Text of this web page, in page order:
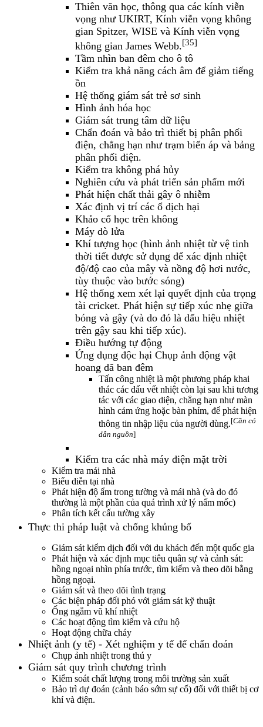
Thiên văn học, thông qua các kính viễn
vọng như UKIRT, Kính viễn vọng không
gian Spitzer, WISE và Kính viễn vọng
không gian James Webb.[35]
Tầm nhìn ban đêm cho ô tô
Kiểm tra khả năng cách âm để giảm tiếng
ồn
Hệ thống giám sát trẻ sơ sinh
Hình ảnh hóa học
Giám sát trung tâm dữ liệu
Chẩn đoán và bảo trì thiết bị phân phối
điện, chẳng hạn như trạm biến áp và bảng
phân phối điện.
Kiểm tra không phá hủy
Nghiên cứu và phát triển sản phẩm mới
Phát hiện chất thải gây ô nhiễm
Xác định vị trí các ổ dịch hại
Khảo cổ học trên không
Máy dò lửa
Khí tượng học (hình ảnh nhiệt từ vệ tinh
thời tiết được sử dụng để xác định nhiệt
độ/độ cao của mây và nồng độ hơi nước,
tùy thuộc vào bước sóng)
Hệ thống xem xét lại quyết định của trọng
tài cricket. Phát hiện sự tiếp xúc nhẹ giữa
bóng và gậy (và do đó là dấu hiệu nhiệt
trên gậy sau khi tiếp xúc).
Điều hướng tự động
Ứng dụng độc hại Chụp ảnh động vật
hoang dã ban đêm
Tấn công nhiệt là một phương pháp khai
thác các dấu vết nhiệt còn lại sau khi tương
tác với các giao diện, chẳng hạn như màn
hình cảm ứng hoặc bàn phím, để phát hiện
thông tin nhập liệu của người dùng.[Cần có
dẫn nguồn]
Kiểm tra các nhà máy điện mặt trời
Kiểm tra mái nhà
Biểu diễn tại nhà
Phát hiện độ ẩm trong tường và mái nhà (và do đó
thường là một phần của quá trình xử lý nấm mốc)
Phân tích kết cấu tường xây
Thực thi pháp luật và chống khủng bố
Giám sát kiểm dịch đối với du khách đến một quốc gia
Phát hiện và xác định mục tiêu quân sự và cảnh sát:
hồng ngoại nhìn phía trước, tìm kiếm và theo dõi bằng
hồng ngoại.
Giám sát và theo dõi tình trạng
Các biện pháp đối phó với giám sát kỹ thuật
Ống ngắm vũ khí nhiệt
Các hoạt động tìm kiếm và cứu hộ
Hoạt động chữa cháy
Nhiệt ảnh (y tế) - Xét nghiệm y tế để chẩn đoán
Chụp ảnh nhiệt trong thú y
Giám sát quy trình chương trình
Kiểm soát chất lượng trong môi trường sản xuất
Bảo trì dự đoán (cảnh báo sớm sự cố) đối với thiết bị cơ
khí và điện.